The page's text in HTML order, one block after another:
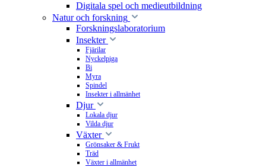
Digitala spel och medieutbildning
Natur och forskning
Forskningslaboratorium
Insekter
Fjärilar
Nyckelpiga
Bi
Myra
Spindel
Insekter i allmänhet
Djur
Lokala djur
Vilda djur
Växter
Grönsaker & Frukt
Träd
Växter i allmänhet